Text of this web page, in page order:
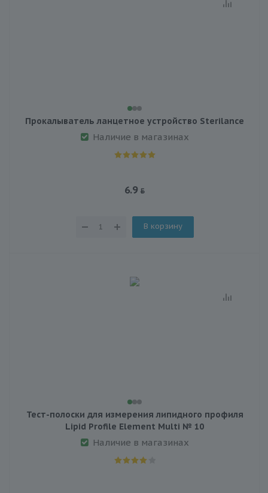
Прокалыватель ланцетное устройство Sterilance
Наличие в магазинах
6.9
В корзину
Тест-полоски для измерения липидного профиля
Lipid Profile Element Multi № 10
Наличие в магазинах